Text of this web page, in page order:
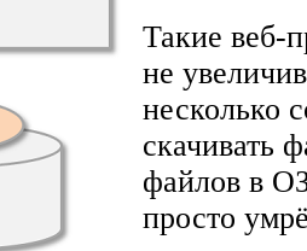
Такие веб-
не
несколько
скачивать
файлов в
просто